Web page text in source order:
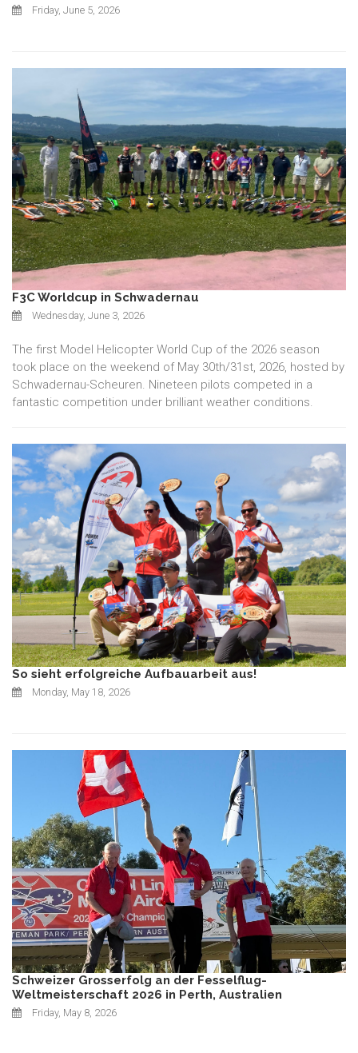
Friday, June 5, 2026
F3C Worldcup in Schwadernau
Wednesday, June 3, 2026
The first Model Helicopter World Cup of the 2026 season
took place on the weekend of May 30th/31st, 2026, hosted by
Schwadernau-Scheuren. Nineteen pilots competed in a
fantastic competition under brilliant weather conditions.
So sieht erfolgreiche Aufbauarbeit aus!
Monday, May 18, 2026
Schweizer Grosserfolg an der Fesselflug-
Weltmeisterschaft 2026 in Perth, Australien
Friday, May 8, 2026